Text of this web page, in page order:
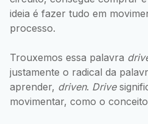
ideia é fazer tudo em
processo.
Trouxemos essa palavra
justamente o radical da
aprender, driven. Drive
movimentar, como o